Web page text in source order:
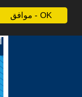
موافق - OK